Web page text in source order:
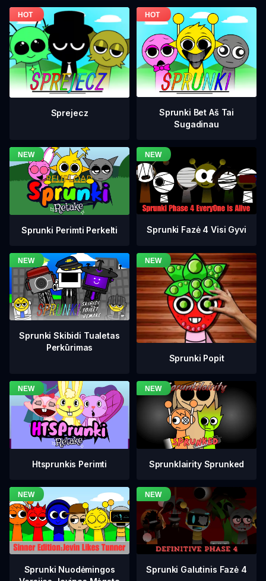
Sprejecz
Sprunki Bet Aš Tai
Sugadinau
Sprunki Perimti Perkelti Sprunki Fazė 4 Visi Gyvi
Sprunki Skibidi Tualetas
Perkūrimas
Sprunki Popit
Htsprunkis Perimti Sprunklairity Sprunked
Sprunki Nuodėmingos
Sprunki Galutinis Fazė 4